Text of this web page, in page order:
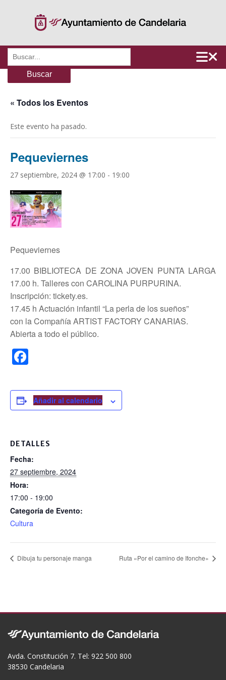
Buscar:
« Todos los Eventos
Este evento ha pasado.
Pequeviernes
27 septiembre, 2024 @ 17:00 - 19:00
Pequeviernes
17.00 BIBLIOTECA DE ZONA JOVEN PUNTA LARGA
17.00 h. Talleres con CAROLINA PURPURINA.
Inscripción: tickety.es.
17.45 h Actuación infantil “La perla de los sueños”
con la Compañía ARTIST FACTORY CANARIAS.
Abierta a todo el público.
c
e
o
o
k
Añadir al calendario
DETALLES
Fecha:
27 septiembre, 2024
Hora:
17:00 - 19:00
Categoría de Evento:
Cultura
Dibuja tu personaje manga Ruta «Por el camino de Ifonche»
Avda. Constitución 7. Tel: 922 500 800
38530 Candelaria